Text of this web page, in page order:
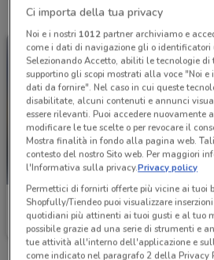
Bricofer
Scade il 31/08 8.1 km
Ci importa della tua privacy
Noi e i nostri 1012partner archiviamo e
come i dati di navigazione gli o identificatori
Selezionando Accetto, abiliti le tecnologie
supportino gli scopi mostrati alla voce "Noi
dati da fornire". Nel caso in cui queste
disabilitate, alcuni contenuti e annunci
essere rilevanti. Puoi accedere nuovamente
modificare le tue scelte o per revocare il
Mostra finalità in fondo alla pagina web.
contesto del nostro Sito web. Per maggiori
l'Informativa sulla privacy.Privacy policy
Permettici di fornirti offerte più vicine ai tuoi
Shopfully/Tiendeo puoi visualizzare
quotidiani più attinenti ai tuoi gusti e al tuo
possibile grazie ad una serie di strumenti e
tue attività all'interno dell'applicazione e
come indicato nel paragrafo 2 della Privacy